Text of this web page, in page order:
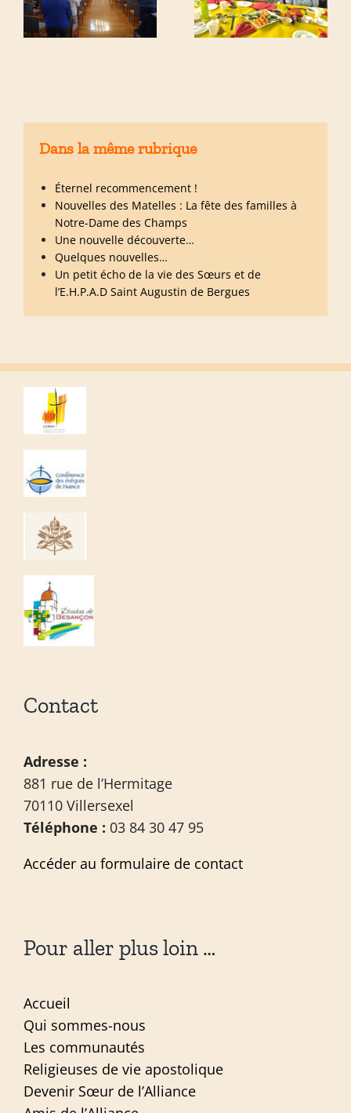
Dans la même rubrique
Éternel recommencement !
Nouvelles des Matelles : La fête des familles à
Notre-Dame des Champs
Une nouvelle découverte…
Quelques nouvelles…
Un petit écho de la vie des Sœurs et de
l’E.H.P.A.D Saint Augustin de Bergues
Contact
Adresse :
881 rue de l’Hermitage
70110 Villersexel
Téléphone : 03 84 30 47 95
Accéder au formulaire de contact
Pour aller plus loin …
Accueil
Qui sommes-nous
Les communautés
Religieuses de vie apostolique
Devenir Sœur de l’Alliance